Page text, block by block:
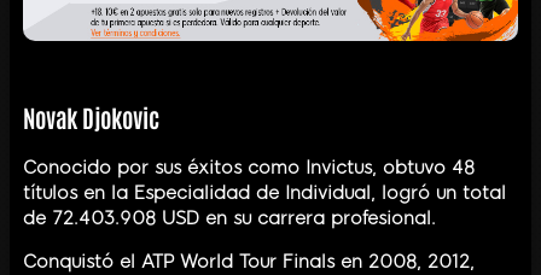
Novak Djokovic
Conocido por sus éxitos como Invictus, obtuvo 48
títulos en la Especialidad de Individual, logró un total
de 72.403.908 USD en su carrera profesional.
Conquistó el ATP World Tour Finals en 2008, 2012,